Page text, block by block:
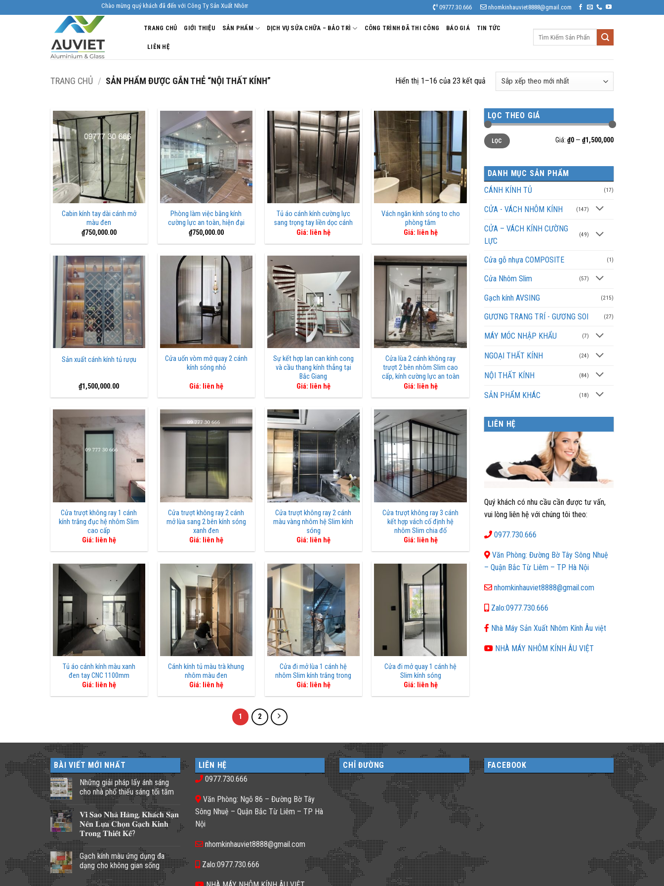
to
Chào mừng quý khách đã đến với Công Ty Sản Xuất Nhôm Kính Âu Viêt. Nhà Sản xuất - Thi công Nhôm kính uy tín, chất lượng. 09777.30.666 nhomkinhauviet8888@gmail.com
TRANG CHỦ GIỚI THIỆU SẢN PHẨM DỊCH VỤ SỬA CHỮA – BẢO TRÌ CÔNG TRÌNH ĐÃ THI CÔNG BÁO GIÁ TIN TỨC
LIÊN HỆ
TRANG CHỦ / SẢN PHẨM ĐƯỢC GẮN THẺ “NỘI THẤT KÍNH” Hiển thị 1–16 của 23 kết quảĐã
sắp
theo
mới
nhất
Cabin kính tay dài cánh mở
màu đen
₫750,000.00
Phòng làm việc bằng kính
cường lực an toàn, hiện đại
₫750,000.00
Tủ áo cánh kính cường lực
sang trọng tay liền dọc cánh
Giá: liên hệ
Vách ngăn kính sóng to cho
phòng tắm
Giá: liên hệ
Sản xuất cánh kính tủ rượu
₫1,500,000.00
Cửa uốn vòm mở quay 2 cánh
kính sóng nhỏ
Giá: liên hệ
Sự kết hợp lan can kính cong
và cầu thang kính thẳng tại
Bắc Giang
Giá: liên hệ
Cửa lùa 2 cánh không ray
trượt 2 bên nhôm Slim cao
cấp, kính cường lực an toàn
Giá: liên hệ
Cửa trượt không ray 1 cánh
kính trắng đục hệ nhôm Slim
cao cấp
Giá: liên hệ
Cửa trượt không ray 2 cánh
mở lùa sang 2 bên kính sóng
xanh đen
Giá: liên hệ
Cửa trượt không ray 2 cánh
màu vàng nhôm hệ Slim kính
sóng
Giá: liên hệ
Cửa trượt không ray 3 cánh
kết hợp vách cố định hệ
nhôm Slim chia đố
Giá: liên hệ
Tủ áo cánh kính màu xanh
đen tay CNC 1100mm
Giá: liên hệ
Cánh kính tủ màu trà khung
nhôm màu đen
Giá: liên hệ
Cửa đi mở lùa 1 cánh hệ
nhôm Slim kính trắng trong
Giá: liên hệ
Cửa đi mở quay 1 cánh hệ
Slim kính sóng
Giá: liên hệ
1 2
LỌC THEO GIÁ
Giá
tối
thiểu
Giá
tối
đa
LỌC Giá: ₫0 — ₫1,500,000
DANH MỤC SẢN PHẨM
CÁNH KÍNH TỦ
(17)
CỬA - VÁCH NHÔM KÍNH (147)
CỬA – VÁCH KÍNH CƯỜNG
LỰC
(49)
Cửa gỗ nhựa COMPOSITE (1)
Cửa Nhôm Slim (57)
Gạch kính AVSING (215)
GƯƠNG TRANG TRÍ - GƯƠNG SOI (27)
MÁY MÓC NHẬP KHẨU (7)
NGOẠI THẤT KÍNH (24)
NỘI THẤT KÍNH (84)
SẢN PHẨM KHÁC (18)
LIÊN HỆ
Quý khách có nhu cầu cần được tư vấn,
vui lòng liên hệ với chúng tôi theo:
0977.730.666
Văn Phòng: Đường Bờ Tây Sông Nhuệ
– Quận Bắc Từ Liêm – TP Hà Nội
nhomkinhauviet8888@gmail.com
Zalo:0977.730.666
Nhà Máy Sản Xuất Nhôm Kính Âu việt
NHÀ MÁY NHÔM KÍNH ÂU VIỆT
BÀI VIẾT MỚI NHẤT
Những giải pháp lấy ánh sáng
cho nhà phố thiếu sáng tối tăm
Không
bình
luận
ở
Những
giải
pháp
lấy
ánh
sáng
nhà
𝐕𝐢̀ 𝐒𝐚𝐨 𝐍𝐡𝐚̀ 𝐇𝐚̀𝐧𝐠, 𝐊𝐡𝐚́𝐜𝐡 𝐒𝐚̣𝐧
𝐍𝐞̂𝐧 𝐋𝐮̛̣𝐚 𝐂𝐡𝐨̣𝐧 𝐆𝐚̣𝐜𝐡 𝐊𝐢́𝐧𝐡
𝐓𝐫𝐨𝐧𝐠 𝐓𝐡𝐢𝐞̂́𝐭 𝐊𝐞̂́?
Không
có
bình
luận
ở
𝐒𝐚𝐨
Gạch kính màu ứng dụng đa
dạng cho không gian sống
Không
LIÊN HỆ
0977.730.666
Văn Phòng: Ngõ 86 – Đường Bờ Tây
Sông Nhuệ – Quận Bắc Từ Liêm – TP Hà
Nội
nhomkinhauviet8888@gmail.com
Zalo:0977.730.666
CHỈ ĐƯỜNG FACEBOOK